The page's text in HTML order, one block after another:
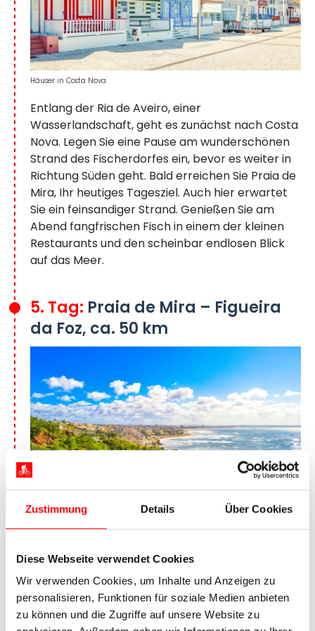
Zustimmung Details Über Cookies
Diese Webseite verwendet Cookies
Wir verwenden Cookies, um Inhalte und Anzeigen zu
personalisieren, Funktionen für soziale Medien anbieten
zu können und die Zugriffe auf unsere Website zu
Entlang der Ria de Aveiro, einer
Wasserlandschaft, geht es zunächst nach Costa
Nova. Legen Sie eine Pause am wunderschönen
Strand des Fischerdorfes ein, bevor es weiter in
Richtung Süden geht. Bald erreichen Sie Praia de
Mira, Ihr heutiges Tagesziel. Auch hier erwartet
Sie ein feinsandiger Strand. Genießen Sie am
Abend fangfrischen Fisch in einem der kleinen
Restaurants und den scheinbar endlosen Blick
auf das Meer.
Häuser in Costa Nova
5. Tag: Praia de Mira – Figueira
da Foz, ca. 50 km
Durch eine sanft hügelige Dünenlandschaft und
des Atlantiks das Cabo Mondego mit seinem
viereckigen Leuchtturm. Weiter geht es auf der
heutigen Etappe Ihrer Radtour in Portugal nach